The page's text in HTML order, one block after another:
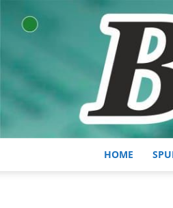
HOME